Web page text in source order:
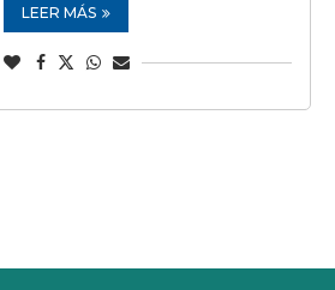
LEER MÁS